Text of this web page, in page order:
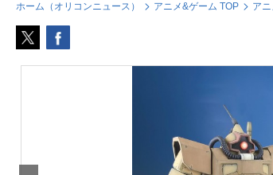
ホーム（オリコンニュース） アニメ&ゲーム TOP アニ